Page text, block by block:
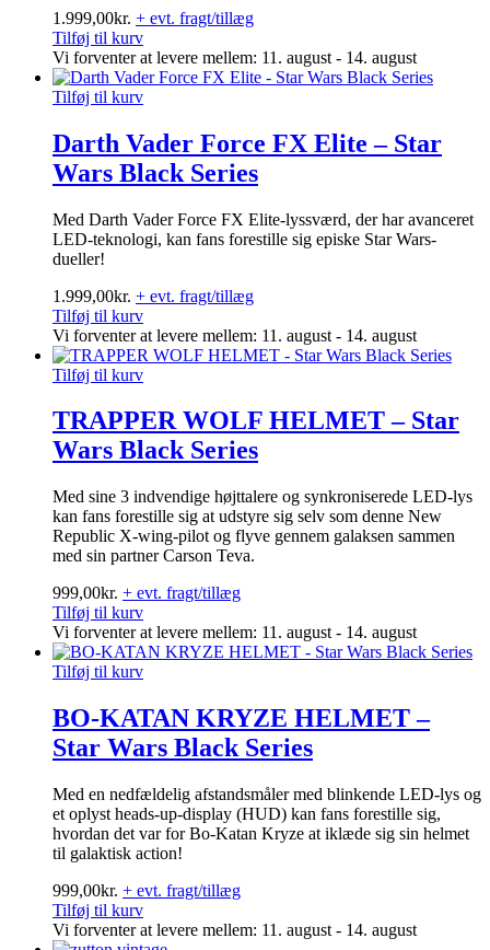
1.999,00kr. + evt. fragt/tillæg
Tilføj til kurv
Vi forventer at levere mellem: 11. august - 14. august
Tilføj til kurv
Darth Vader Force FX Elite – Star
Wars Black Series
Med Darth Vader Force FX Elite-lyssværd, der har avanceret
LED-teknologi, kan fans forestille sig episke Star Wars-
dueller!
1.999,00kr. + evt. fragt/tillæg
Tilføj til kurv
Vi forventer at levere mellem: 11. august - 14. august
Tilføj til kurv
TRAPPER WOLF HELMET – Star
Wars Black Series
Med sine 3 indvendige højttalere og synkroniserede LED-lys
kan fans forestille sig at udstyre sig selv som denne New
Republic X-wing-pilot og flyve gennem galaksen sammen
med sin partner Carson Teva.
999,00kr. + evt. fragt/tillæg
Tilføj til kurv
Vi forventer at levere mellem: 11. august - 14. august
Tilføj til kurv
BO-KATAN KRYZE HELMET –
Star Wars Black Series
Med en nedfældelig afstandsmåler med blinkende LED-lys og
et oplyst heads-up-display (HUD) kan fans forestille sig,
hvordan det var for Bo-Katan Kryze at iklæde sig sin helmet
til galaktisk action!
999,00kr. + evt. fragt/tillæg
Tilføj til kurv
Vi forventer at levere mellem: 11. august - 14. august